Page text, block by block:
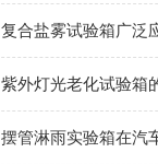
紫外灯光老化试验箱